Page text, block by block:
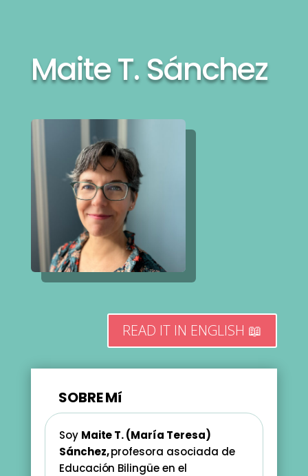
Maite T. Sánchez
READ IT IN ENGLISH 📖
SOBRE Mí
Soy Maite T. (María Teresa)
Sánchez,profesora asociada de
Educación Bilingüe en el